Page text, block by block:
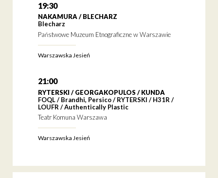
19:30
NAKAMURA / BLECHARZ
Blecharz
Państwowe Muzeum Etnograficzne w Warszawie
Warszawska Jesień
21:00
RYTERSKI / GEORGAKOPULOS / KUNDA
FOQL / Brandhi, Persico / RYTERSKI / H31R /
LOUFR / Authentically Plastic
Teatr Komuna Warszawa
Warszawska Jesień